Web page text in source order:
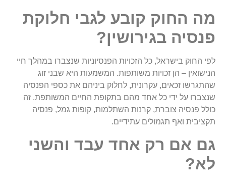
מה החוק קובע לגבי חלוקת
פנסיה בגירושין?
לפי החוק בישראל, כל הזכויות הפנסיוניות שנצברו במהלך חיי
הנישואין – הן זכויות משותפות. המשמעות היא שבני זוג
שהתגרשו זכאים, עקרונית, לחלוק ביניהם את כספי הפנסיה
שנצברו על ידי כל אחד מהם בתקופת החיים המשותפת. זה
כולל פנסיה צוברת, קרנות השתלמות, קופות גמל, פנסיה
תקציבית ואף תגמולים עתידיים.
גם אם רק אחד עבד והשני
לא?